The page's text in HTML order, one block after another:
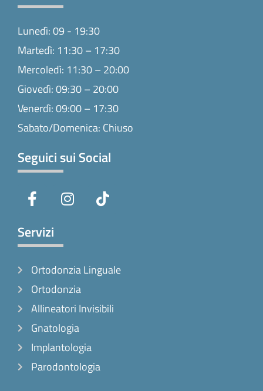
Lunedì: 09 - 19:30
Martedì: 11:30 – 17:30
Mercoledì: 11:30 – 20:00
Giovedì: 09:30 – 20:00
Venerdì: 09:00 – 17:30
Sabato/Domenica: Chiuso
Seguici sui Social
a
e
b
o
k
-
f
n
r
a
m
i
Servizi
Ortodonzia Linguale
Ortodonzia
Allineatori Invisibili
Gnatologia
Implantologia
Parodontologia